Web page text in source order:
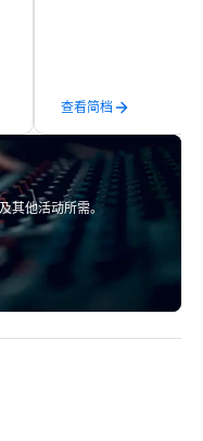
greatly enhanced by
scoreboard, photo,
3D navigation,
challenges presented
mobile device. We can also
incorporate our
more information on
event to the water
查看简档
其他活动所需。